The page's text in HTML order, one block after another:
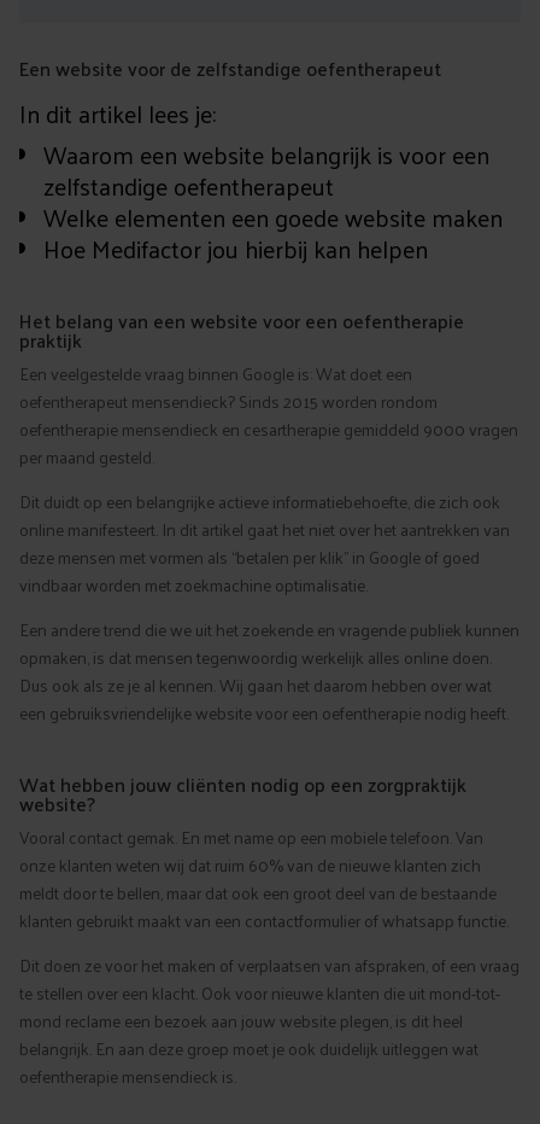
Een website voor de zelfstandige oefentherapeut
In dit artikel lees je:
Waarom een website belangrijk is voor een
zelfstandige oefentherapeut
Welke elementen een goede website maken
Hoe Medifactor jou hierbij kan helpen
Het belang van een website voor een oefentherapie
praktijk
Een veelgestelde vraag binnen Google is: Wat doet een
oefentherapeut mensendieck? Sinds 2015 worden rondom
oefentherapie mensendieck en cesartherapie gemiddeld 9000 vragen
per maand gesteld.
Dit duidt op een belangrijke actieve informatiebehoefte, die zich ook
online manifesteert. In dit artikel gaat het niet over het aantrekken van
deze mensen met vormen als “betalen per klik” in Google of goed
vindbaar worden met zoekmachine optimalisatie.
Een andere trend die we uit het zoekende en vragende publiek kunnen
opmaken, is dat mensen tegenwoordig werkelijk alles online doen.
Dus ook als ze je al kennen. Wij gaan het daarom hebben over wat
een gebruiksvriendelijke website voor een oefentherapie nodig heeft.
Wat hebben jouw cliënten nodig op een zorgpraktijk
website?
Vooral contact gemak. En met name op een mobiele telefoon. Van
onze klanten weten wij dat ruim 60% van de nieuwe klanten zich
meldt door te bellen, maar dat ook een groot deel van de bestaande
klanten gebruikt maakt van een contactformulier of whatsapp functie.
Dit doen ze voor het maken of verplaatsen van afspraken, of een vraag
te stellen over een klacht. Ook voor nieuwe klanten die uit mond-tot-
mond reclame een bezoek aan jouw website plegen, is dit heel
belangrijk. En aan deze groep moet je ook duidelijk uitleggen wat
oefentherapie mensendieck is.